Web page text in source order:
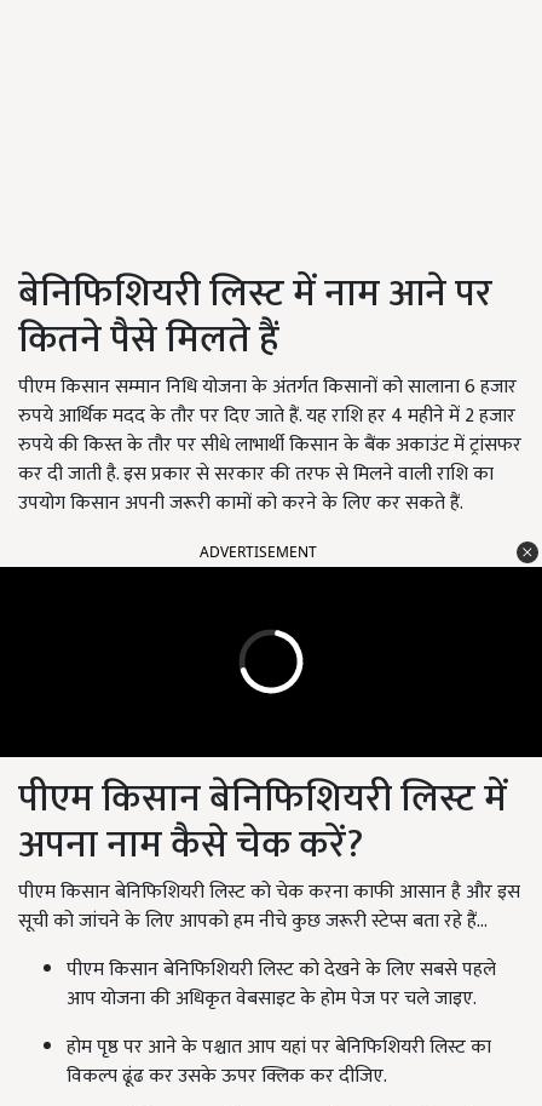
बेनिफिशियरी लिस्ट में नाम आने पर
कितने पैसे मिलते हैं
पीएम किसान सम्मान निधि योजना के अंतर्गत किसानों को सालाना 6 हजार
रुपये आर्थिक मदद के तौर पर दिए जाते हैं. यह राशि हर 4 महीने में 2 हजार
रुपये की किस्त के तौर पर सीधे लाभार्थी किसान के बैंक अकाउंट में ट्रांसफर
कर दी जाती है. इस प्रकार से सरकार की तरफ से मिलने वाली राशि का
उपयोग किसान अपनी जरूरी कामों को करने के लिए कर सकते हैं.
ADVERTISEMENT
पीएम किसान बेनिफिशियरी लिस्ट में
अपना नाम कैसे चेक करें?
पीएम किसान बेनिफिशियरी लिस्ट को चेक करना काफी आसान है और इस
सूची को जांचने के लिए आपको हम नीचे कुछ जरूरी स्टेप्स बता रहे हैं...
पीएम किसान बेनिफिशियरी लिस्ट को देखने के लिए सबसे पहले
आप योजना की अधिकृत वेबसाइट के होम पेज पर चले जाइए.
होम पृष्ठ पर आने के पश्चात आप यहां पर बेनिफिशियरी लिस्ट का
विकल्प ढूंढ कर उसके ऊपर क्लिक कर दीजिए.